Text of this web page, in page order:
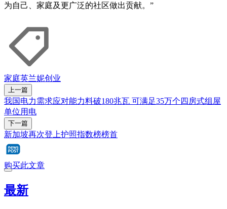
为自己、家庭及更广泛的社区做出贡献。”
家庭英兰妮创业
上一篇
我国电力需求应对能力料破180兆瓦 可满足35万个四房式组屋
单位用电
下一篇
新加坡再次登上护照指数榜榜首
购买此文章
最新